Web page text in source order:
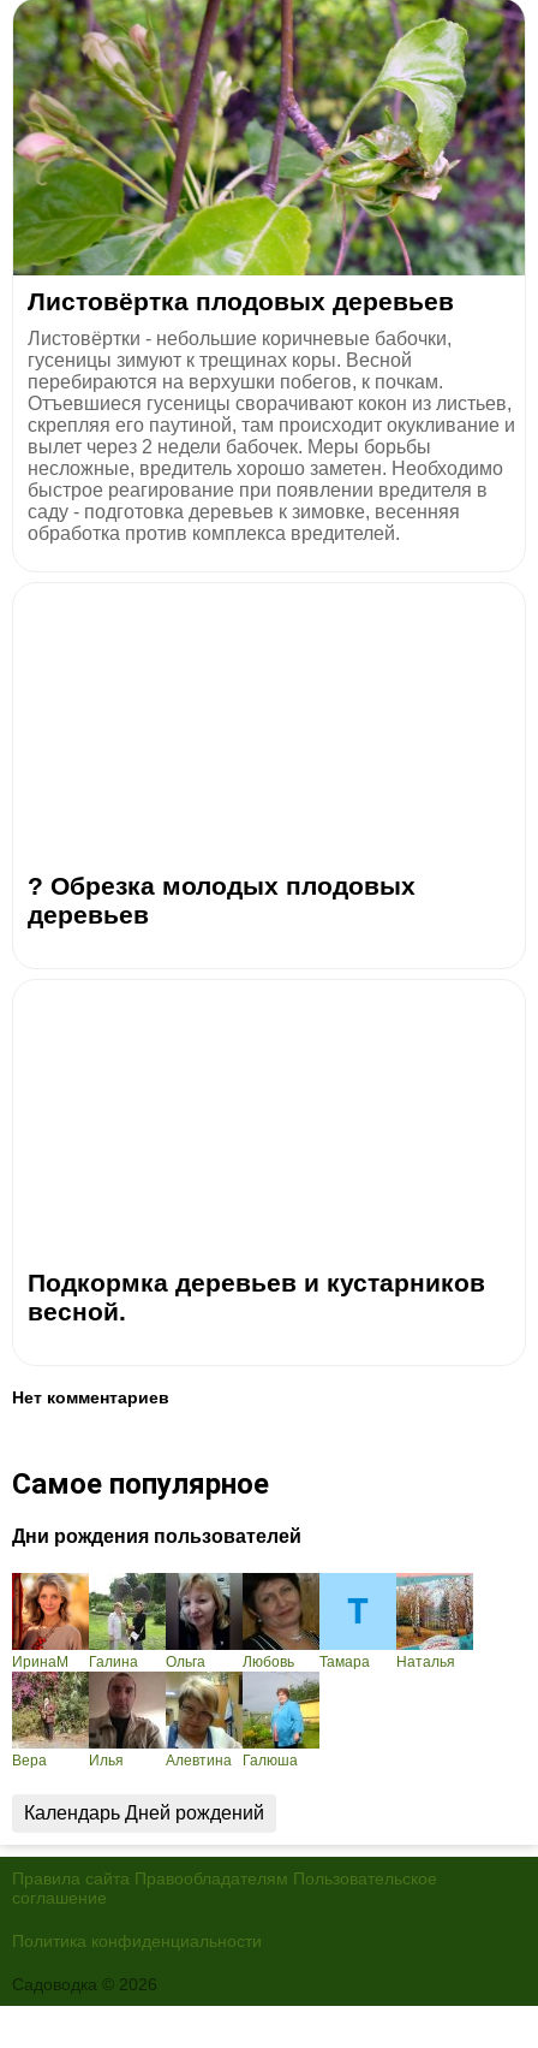
Листовёртка плодовых деревьев
Листовёртки - небольшие коричневые бабочки,
гусеницы зимуют к трещинах коры. Весной
перебираются на верхушки побегов, к почкам.
Отъевшиеся гусеницы сворачивают кокон из листьев,
скрепляя его паутиной, там происходит окукливание и
вылет через 2 недели бабочек. Меры борьбы
несложные, вредитель хорошо заметен. Необходимо
быстрое реагирование при появлении вредителя в
саду - подготовка деревьев к зимовке, весенняя
обработка против комплекса вредителей.
? Обрезка молодых плодовых
деревьев
Подкормка деревьев и кустарников
весной.
Нет комментариев
Самое популярное
Дни рождения пользователей
ИринаМ Галина Ольга Любовь Тамара Наталья
Вера Илья Алевтина Галюша
Календарь Дней рождений
Правила сайта Правообладателям Пользовательское
соглашение
Политика конфиденциальности
Садоводка © 2026